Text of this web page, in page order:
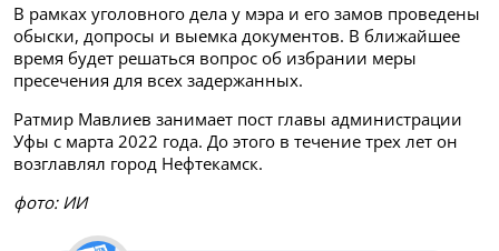
В рамках уголовного дела у мэра и его замов проведены
обыски, допросы и выемка документов. В ближайшее
время будет решаться вопрос об избрании меры
пресечения для всех задержанных.
Ратмир Мавлиев занимает пост главы администрации
Уфы с марта 2022 года. До этого в течение трех лет он
возглавлял город Нефтекамск.
фото: ИИ